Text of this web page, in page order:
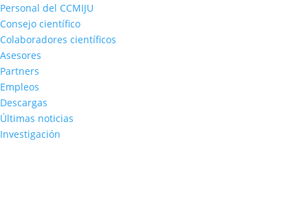
Personal del CCMIJU
Consejo científico
Colaboradores científicos
Asesores
Partners
Empleos
Descargas
Últimas noticias
Investigación